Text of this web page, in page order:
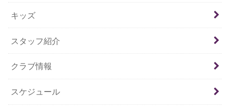
キッズ
スタッフ紹介
クラブ情報
スケジュール